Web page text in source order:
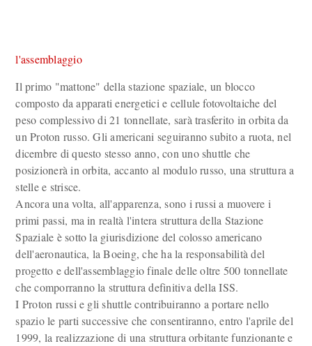
l'assemblaggio
Il primo "mattone" della stazione spaziale, un blocco
composto da apparati energetici e cellule fotovoltaiche del
peso complessivo di 21 tonnellate, sarà trasferito in orbita da
un Proton russo. Gli americani seguiranno subito a ruota, nel
dicembre di questo stesso anno, con uno shuttle che
posizionerà in orbita, accanto al modulo russo, una struttura a
stelle e strisce.
Ancora una volta, all'apparenza, sono i russi a muovere i
primi passi, ma in realtà l'intera struttura della Stazione
Spaziale è sotto la giurisdizione del colosso americano
dell'aeronautica, la Boeing, che ha la responsabilità del
progetto e dell'assemblaggio finale delle oltre 500 tonnellate
che comporranno la struttura definitiva della ISS.
I Proton russi e gli shuttle contribuiranno a portare nello
spazio le parti successive che consentiranno, entro l'aprile del
1999, la realizzazione di una struttura orbitante funzionante e